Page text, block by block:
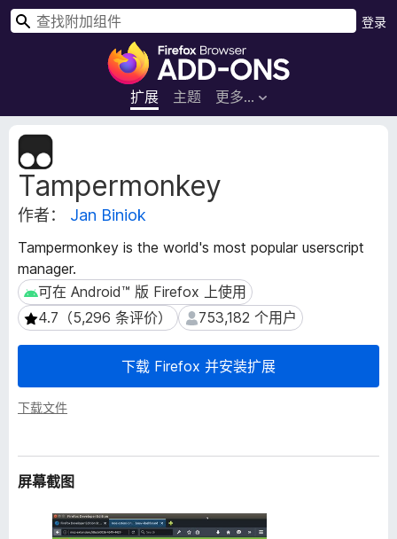
F
r
e
x
浏
器
加
组
件
扩展 主题 更多…
登录
搜
Tampermonkey
作者： Jan Biniok
Tampermonkey is the world's most popular userscript
manager.
可在 Android™ 版 Firefox 上使用
可在 Android™ 版 Firefox 上使用
4.7（5,296 条评价）
4.7（5,296 条评价） 753,182 个用户
753,182 个用户
下载 Firefox 并安装扩展
下载文件
扩
展
元
数
据
屏幕截图